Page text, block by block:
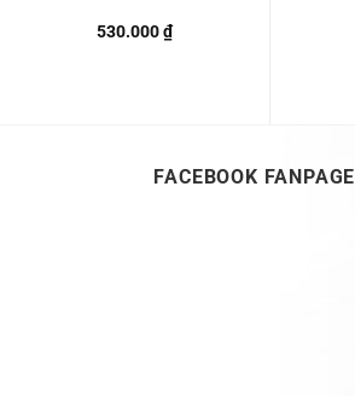
530.000₫
FACEBOOK FANPAGE